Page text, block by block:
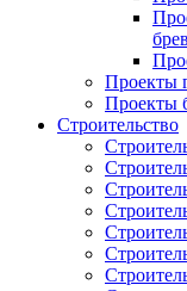
Проекты
Проекты
Строительство